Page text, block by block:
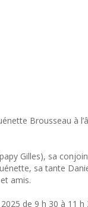
Brousseau à
Gilles), sa
sa tante
amis.
de 9 h 30 à 11